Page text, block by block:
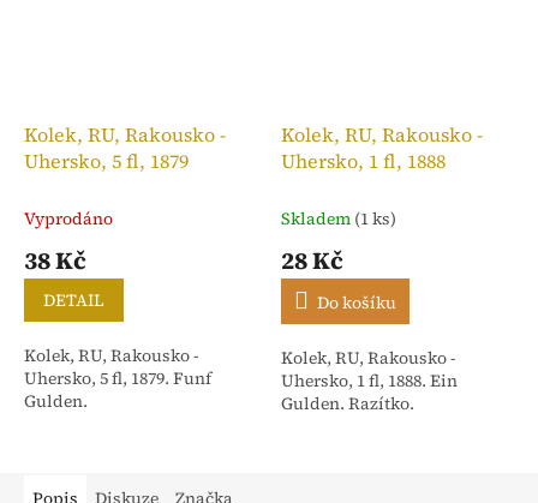
Kolek, RU, Rakousko -
Uhersko, 5 fl, 1879
Vyprodáno
38 Kč
DETAIL
Kolek, RU, Rakousko -
Uhersko, 5 fl, 1879. Funf
Gulden.
Kolek, RU, Rakousko -
Uhersko, 1 fl, 1888
Skladem (1 ks)
28 Kč
Do košíku
Kolek, RU, Rakousko -
Uhersko, 1 fl, 1888. Ein
Gulden. Razítko.